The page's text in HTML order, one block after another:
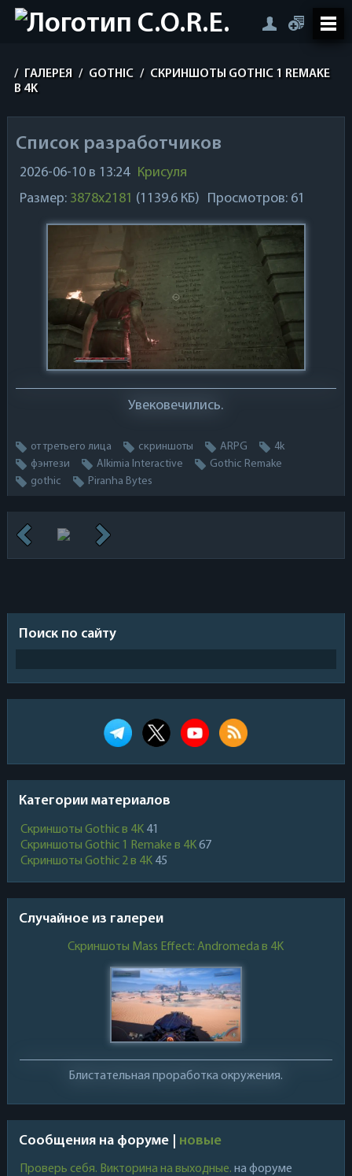
/ ГАЛЕРЕЯ / GOTHIC / СКРИНШОТЫ GOTHIC 1 REMAKE
В 4K
Список разработчиков
2026-06-10 в 13:24 Крисуля
Размер: 3878x2181 (1139.6 КБ) Просмотров: 61
Увековечились.
от третьего лица скриншоты ARPG
4k
фэнтези
Alkimia Interactive
Gothic Remake
gothic
Piranha Bytes
Поиск по сайту
Категории материалов
Скриншоты Gothic в 4K 41
Скриншоты Gothic 1 Remake в 4K67
Скриншоты Gothic 2 в 4K 45
Случайное из галереи
Скриншоты Mass Effect: Andromeda в 4K
Блистательная проработка окружения.
Сообщения на форуме | новые
Проверь себя. Викторина на выходные. на форуме